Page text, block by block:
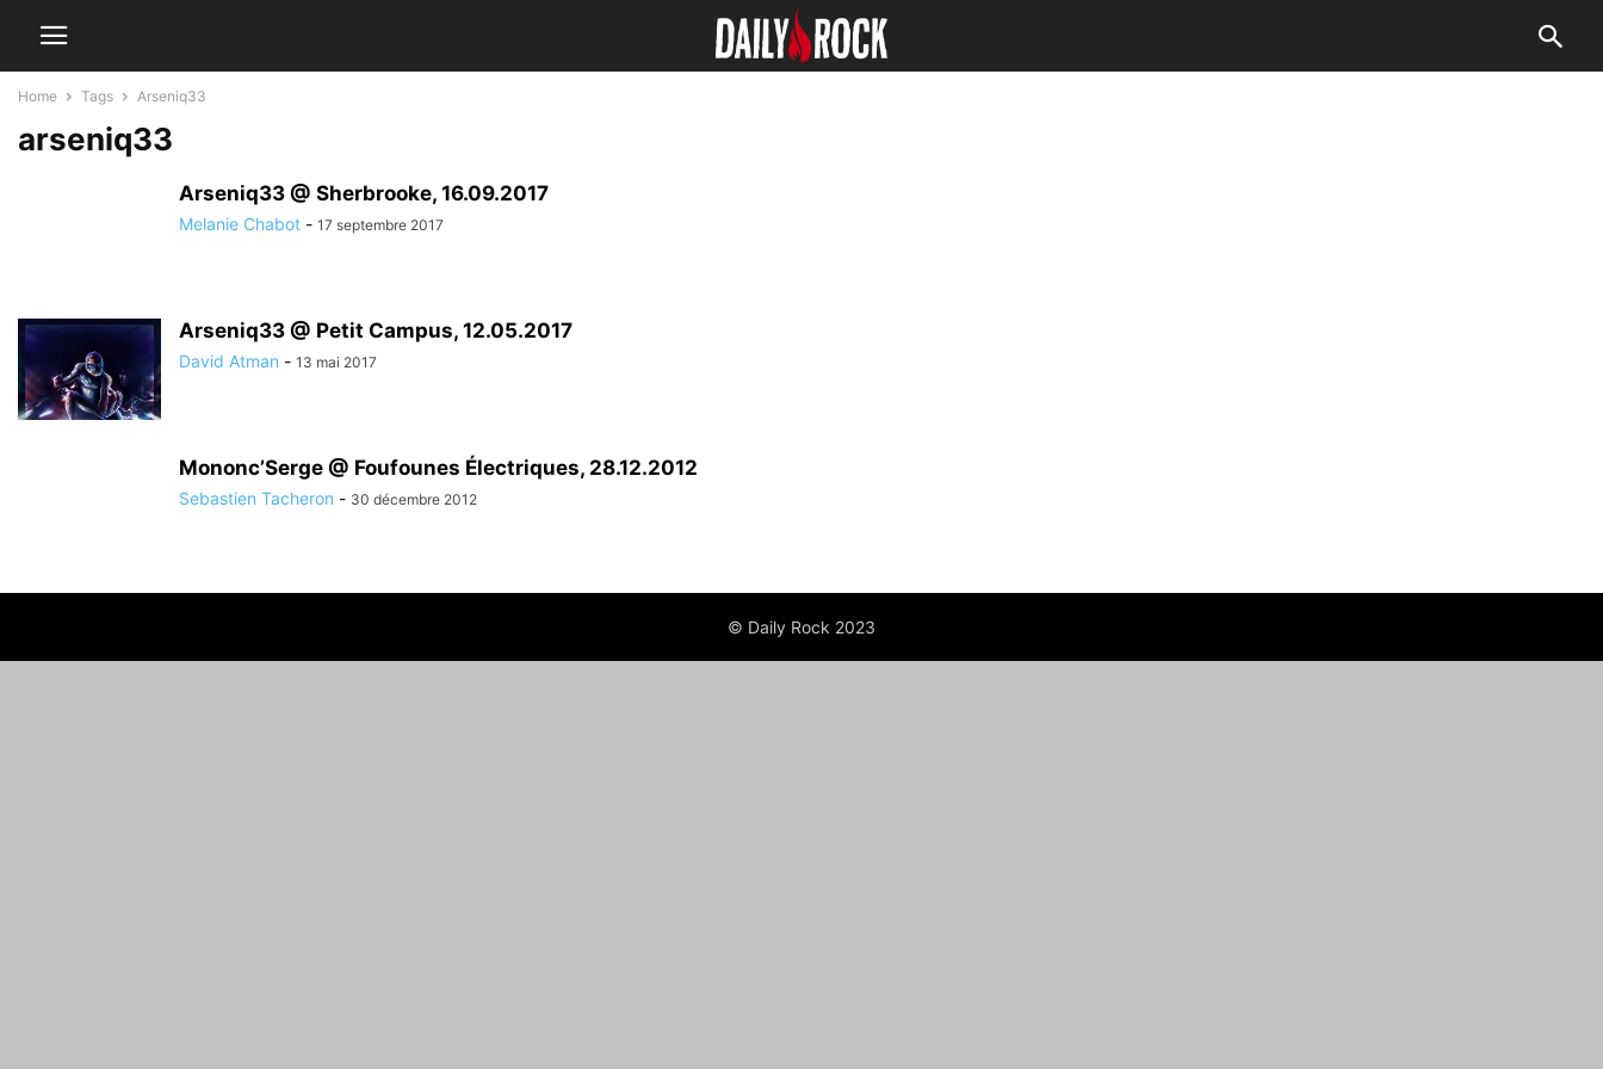
Home Tags Arseniq33
arseniq33
Arseniq33 @ Sherbrooke, 16.09.2017
Melanie Chabot - 17 septembre 2017
Arseniq33 @ Petit Campus, 12.05.2017
David Atman - 13 mai 2017
Mononc’Serge @ Foufounes Électriques, 28.12.2012
Sebastien Tacheron - 30 décembre 2012
© Daily Rock 2023